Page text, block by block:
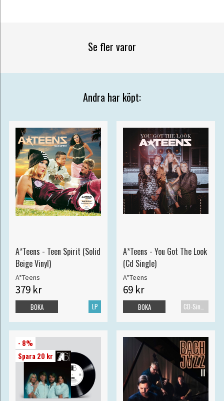
Se fler varor
Andra har köpt:
A*Teens - Teen Spirit (Solid
Beige Vinyl)
A*Teens
379 kr
LP
BOKA
A*Teens - You Got The Look
(Cd Single)
A*Teens
69 kr
BOKA
- 8%
Spara 20 kr